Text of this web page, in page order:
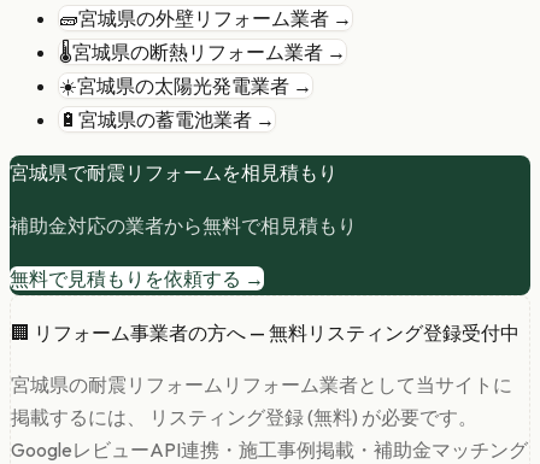
🧱宮城県の外壁リフォーム業者 →
🌡️宮城県の断熱リフォーム業者 →
☀️宮城県の太陽光発電業者 →
🔋 宮城県の蓄電池業者 →
宮城県で耐震リフォームを相見積もり
補助金対応の業者から無料で相見積もり
無料で見積もりを依頼する →
🏢 リフォーム事業者の方へ — 無料リスティング登録受付中
宮城県の耐震リフォーム リフォーム業者として当サイトに
掲載するには、 リスティング登録 (無料) が必要です。
GoogleレビューAPI連携・施工事例掲載・補助金マッチング